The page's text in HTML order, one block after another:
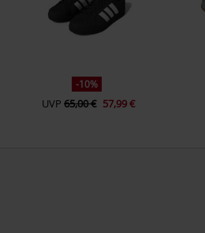
-10%
UVP 65,00 € 57,99 €